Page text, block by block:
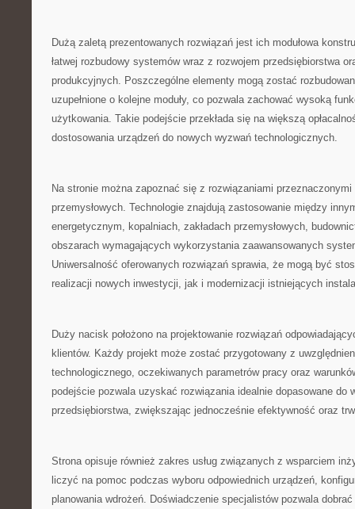
Dużą zaletą prezentowanych rozwiązań jest ich modułowa
łatwej rozbudowy systemów wraz z rozwojem przedsiębiorstwa
produkcyjnych. Poszczególne elementy mogą zostać
uzupełnione o kolejne moduły, co pozwala zachować wysoką
użytkowania. Takie podejście przekłada się na większą
dostosowania urządzeń do nowych wyzwań technologicznych.
Na stronie można zapoznać się z rozwiązaniami przeznaczonymi
przemysłowych. Technologie znajdują zastosowanie między
energetycznym, kopalniach, zakładach przemysłowych,
obszarach wymagających wykorzystania zaawansowanych
Uniwersalność oferowanych rozwiązań sprawia, że mogą być
realizacji nowych inwestycji, jak i modernizacji istniejących
Duży nacisk położono na projektowanie rozwiązań
klientów. Każdy projekt może zostać przygotowany z
technologicznego, oczekiwanych parametrów pracy oraz
podejście pozwala uzyskać rozwiązania idealnie dopasowane do
przedsiębiorstwa, zwiększając jednocześnie efektywność oraz
Strona opisuje również zakres usług związanych z wsparciem
liczyć na pomoc podczas wyboru odpowiednich urządzeń,
planowania wdrożeń. Doświadczenie specjalistów pozwala